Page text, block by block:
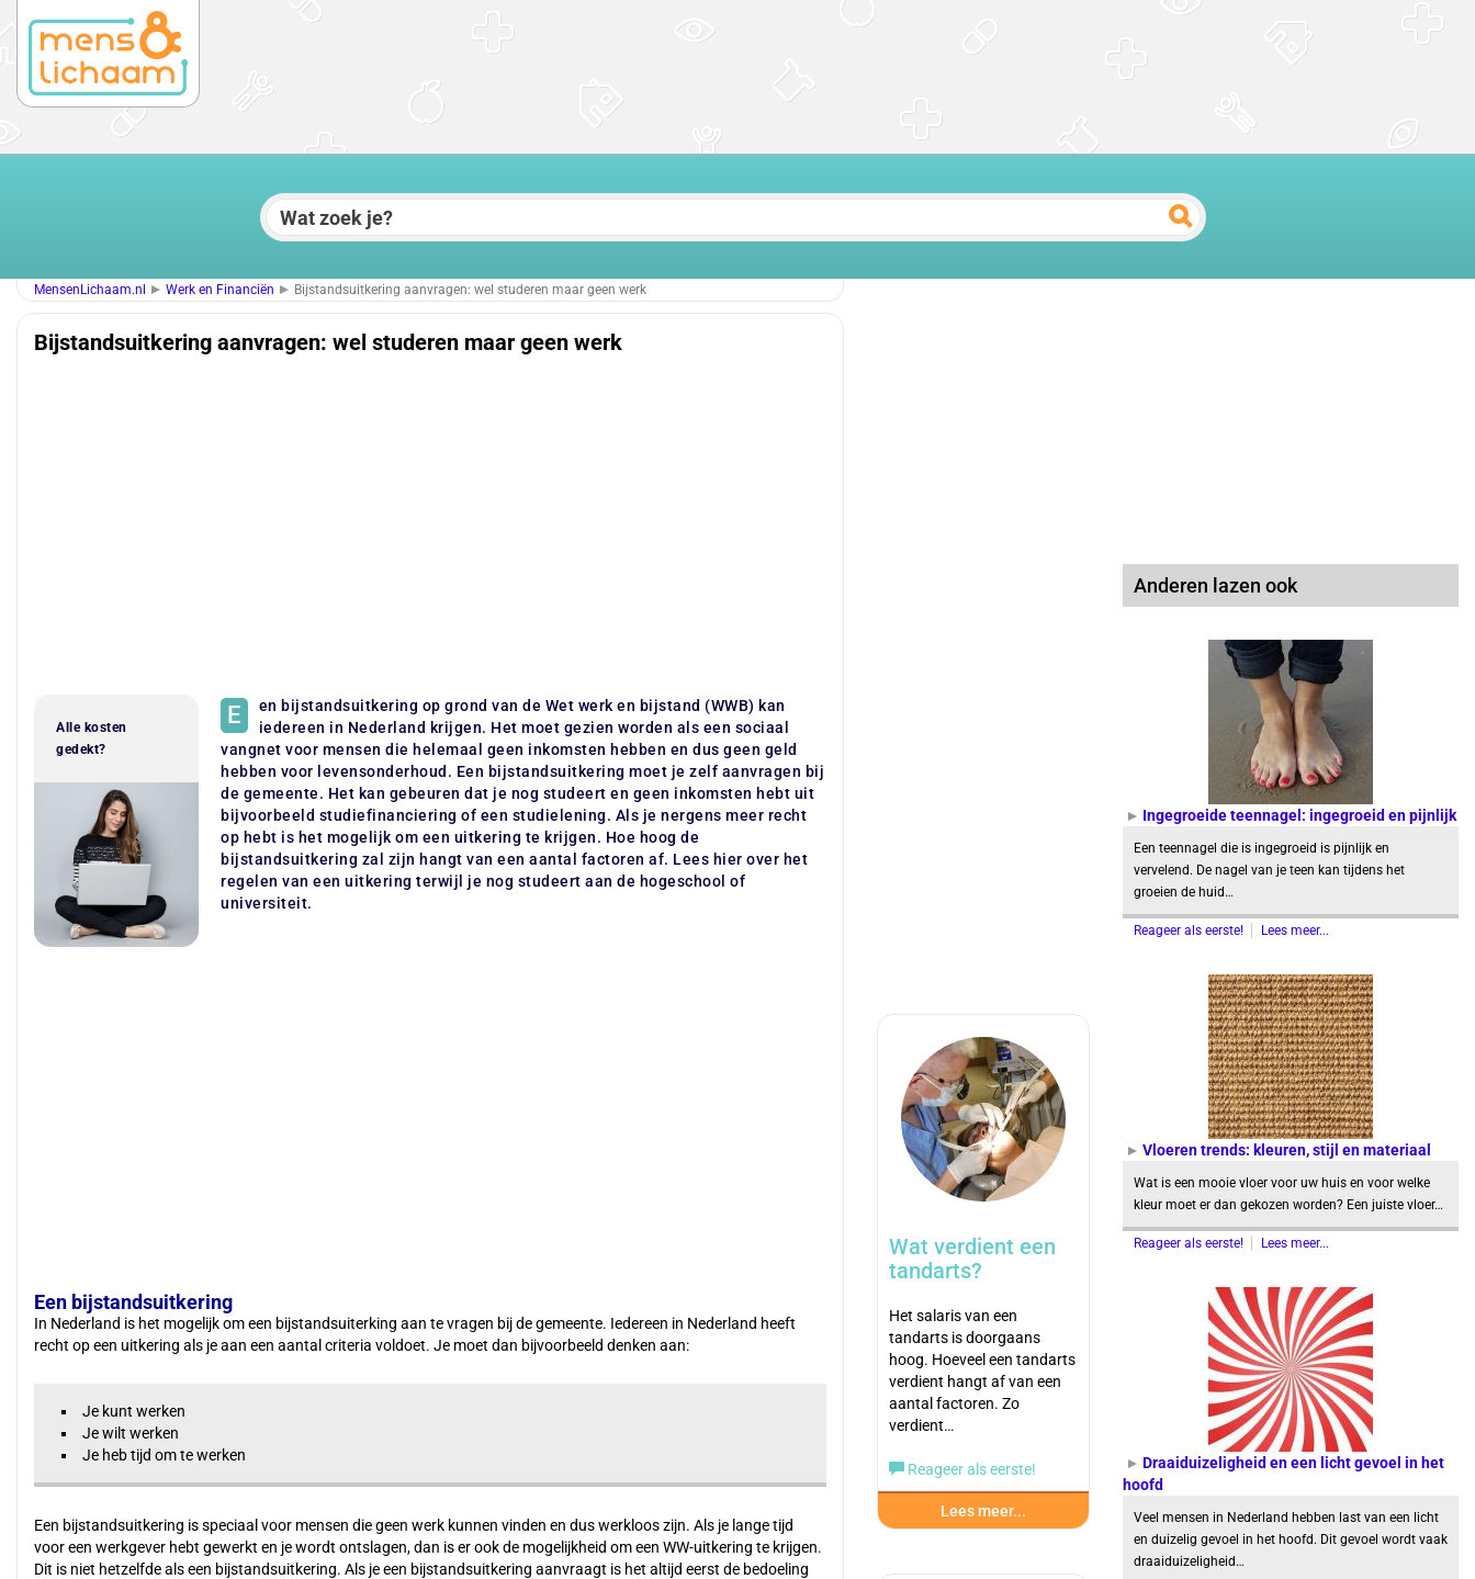
MensenLichaam.nl Werk en Financiën Bijstandsuitkering aanvragen: wel studeren maar geen werk
Bijstandsuitkering aanvragen: wel studeren maar geen werk
Alle kosten
gedekt?
E
en bijstandsuitkering op grond van de Wet werk en bijstand (WWB) kan
iedereen in Nederland krijgen. Het moet gezien worden als een sociaal
vangnet voor mensen die helemaal geen inkomsten hebben en dus geen geld
hebben voor levensonderhoud. Een bijstandsuitkering moet je zelf aanvragen bij
de gemeente. Het kan gebeuren dat je nog studeert en geen inkomsten hebt uit
bijvoorbeeld studiefinanciering of een studielening. Als je nergens meer recht
op hebt is het mogelijk om een uitkering te krijgen. Hoe hoog de
bijstandsuitkering zal zijn hangt van een aantal factoren af. Lees hier over het
regelen van een uitkering terwijl je nog studeert aan de hogeschool of
universiteit.
Een bijstandsuitkering
In Nederland is het mogelijk om een bijstandsuiterking aan te vragen bij de gemeente. Iedereen in Nederland heeft
recht op een uitkering als je aan een aantal criteria voldoet. Je moet dan bijvoorbeeld denken aan:
Je kunt werken
Je wilt werken
Je heb tijd om te werken
Een bijstandsuitkering is speciaal voor mensen die geen werk kunnen vinden en dus werkloos zijn. Als je lange tijd
voor een werkgever hebt gewerkt en je wordt ontslagen, dan is er ook de mogelijkheid om een WW-uitkering te krijgen.
Dit is niet hetzelfde als een bijstandsuitkering. Als je een bijstandsuitkering aanvraagt is het altijd eerst de bedoeling
Anderen lazen ook
Ingegroeide teennagel: ingegroeid en pijnlijk
Een teennagel die is ingegroeid is pijnlijk en
vervelend. De nagel van je teen kan tijdens het
groeien de huid…
Reageer als eerste! Lees meer...
Vloeren trends: kleuren, stijl en materiaal
Wat is een mooie vloer voor uw huis en voor welke
kleur moet er dan gekozen worden? Een juiste vloer…
Reageer als eerste! Lees meer...
Draaiduizeligheid en een licht gevoel in het
hoofd
Veel mensen in Nederland hebben last van een licht
en duizelig gevoel in het hoofd. Dit gevoel wordt vaak
draaiduizeligheid…
Wat verdient een
tandarts?
Het salaris van een
tandarts is doorgaans
hoog. Hoeveel een tandarts
verdient hangt af van een
aantal factoren. Zo
verdient…
Reageer als eerste!
Lees meer...